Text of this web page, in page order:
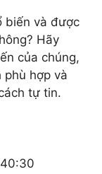
biến và được
Hãy
của chúng,
hợp và
tự tin.